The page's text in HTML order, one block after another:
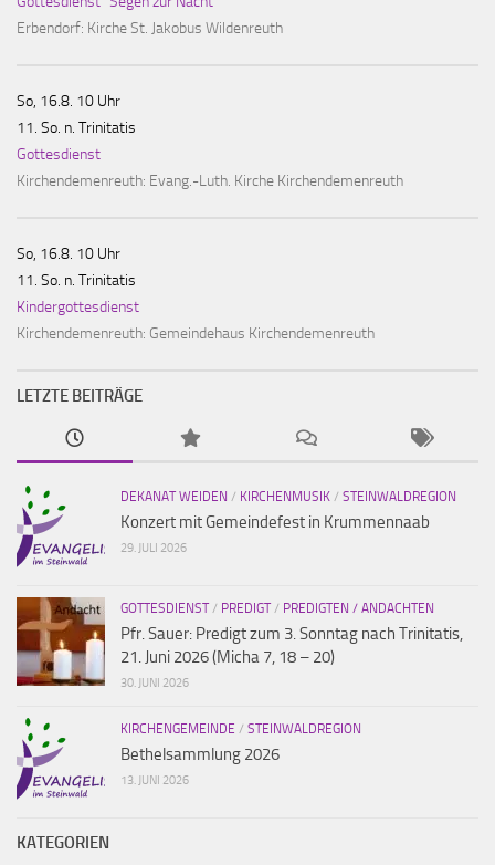
Erbendorf: Kirche St. Jakobus Wildenreuth
So, 16.8. 10 Uhr
11. So. n. Trinitatis
Gottesdienst
Kirchendemenreuth: Evang.-Luth. Kirche Kirchendemenreuth
So, 16.8. 10 Uhr
11. So. n. Trinitatis
Kindergottesdienst
Kirchendemenreuth: Gemeindehaus Kirchendemenreuth
LETZTE BEITRÄGE
DEKANAT WEIDEN / KIRCHENMUSIK / STEINWALDREGION
Konzert mit Gemeindefest in Krummennaab
29. JULI 2026
GOTTESDIENST/ PREDIGT/ PREDIGTEN / ANDACHTEN
Pfr. Sauer: Predigt zum 3. Sonntag nach Trinitatis,
21. Juni 2026 (Micha 7, 18 – 20)
30. JUNI 2026
KIRCHENGEMEINDE / STEINWALDREGION
Bethelsammlung 2026
13. JUNI 2026
KATEGORIEN